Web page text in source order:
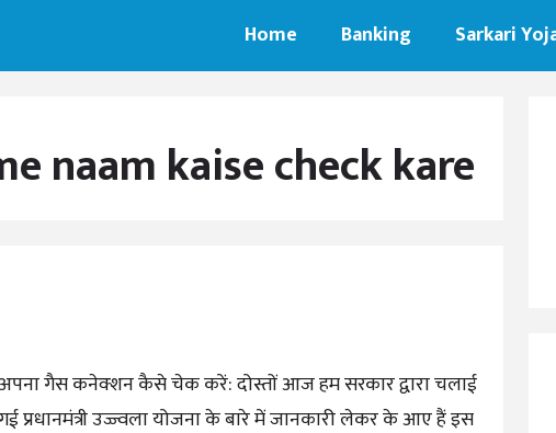
Home Banking Sarkari
naam kaise check kare
अपना गैस कनेक्शन कैसे चेक करें: दोस्तों आज हम सरकार द्वारा चलाई
प्रधानमंत्री उज्ज्वला योजना के बारे में जानकारी लेकर के आए हैं इस